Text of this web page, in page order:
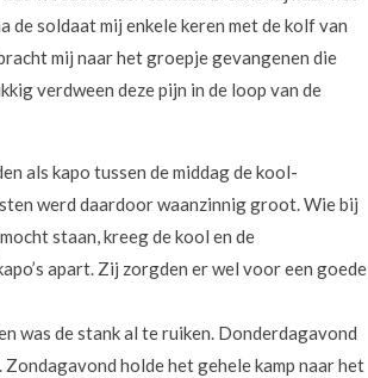
de soldaat mij enkele keren met de kolf van
mij naar het groepje gevangenen die
verdween deze pijn in de loop van de
als kapo tussen de middag de kool-
werd daardoor waanzinnig groot. Wie bij
staan, kreeg de kool en de
apart. Zij zorgden er wel voor een goede
was de stank al te ruiken. Donderdagavond
holde het gehele kamp naar het